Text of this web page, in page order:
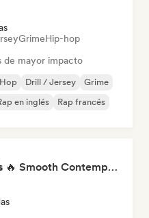
GrimeHip-hop
de mayor impacto
Drill / Jersey
Grime
en inglés Rap francés
All Soul, No Fouls 🔥 Smooth Contemporary R&B & Neo Soul